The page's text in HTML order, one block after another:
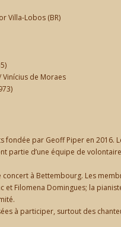
Villa-Lobos (BR)
de Moraes
fondée par Geoff Piper en 2016.
partie d’une équipe de
à Bettembourg. Les
et Filomena Domingues; la
à participer, surtout des